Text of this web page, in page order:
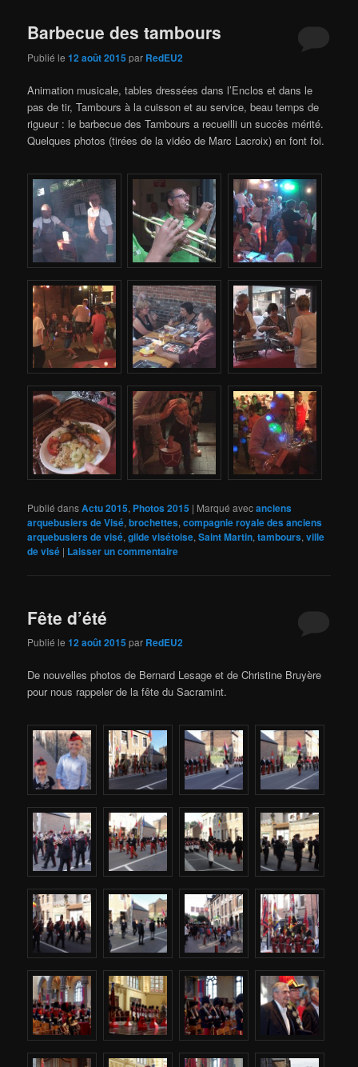
Barbecue des tambours
Publié le12 août 2015 par RedEU2
Animation musicale, tables dressées dans l’Enclos et dans le
pas de tir, Tambours à la cuisson et au service, beau temps de
rigueur : le barbecue des Tambours a recueilli un succès mérité.
Quelques photos (tirées de la vidéo de Marc Lacroix) en font foi.
Publié dansActu 2015, Photos 2015 | Marqué avecanciens
arquebusiers de Visé,brochettes,compagnie royale des anciens
arquebusiers de visé,gilde visétoise,Saint Martin,tambours,ville
de visé | Laisser un commentaire
Fête d’été
Publié le12 août 2015 par RedEU2
De nouvelles photos de Bernard Lesage et de Christine Bruyère
pour nous rappeler de la fête du Sacramint.